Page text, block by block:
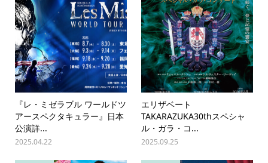
『レ・ミゼラブル ワールドツ
アースペクタキュラー』日本
公演詳...
2025.04.22
エリザベート
TAKARAZUKA30thスペシャ
ル・ガラ・コ...
2025.09.25